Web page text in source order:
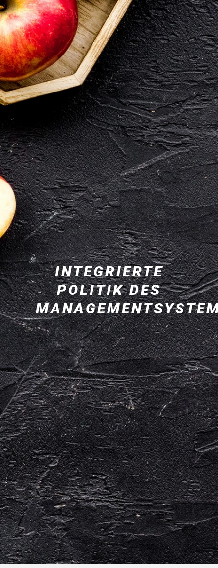
INTEGRIERTE
POLITIK DES